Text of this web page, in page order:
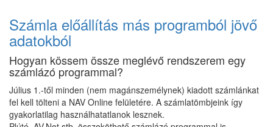
Számla előállítás más programból jövő
adatokból
Hogyan kössem össze meglévő rendszerem egy
számlázó programmal?
Július 1.-től minden (nem magánszemélynek) kiadott számlánkat
fel kell tölteni a NAV Online felületére. A számlatömbjeink így
gyakorlatilag használhatatlanok lesznek.